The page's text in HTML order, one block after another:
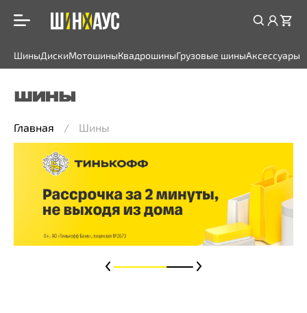
ШиныДискиМотошиныКвадрошиныГрузовые шиныАксессуары
ШИНЫ
Главная Шины